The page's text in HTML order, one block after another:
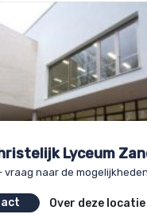
Lyceum
vraag naar de mogelijkheden
Over deze locatie